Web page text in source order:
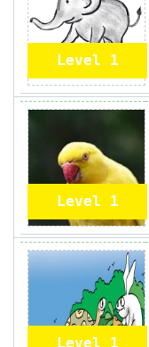
Level 1
Level 1
Level 1